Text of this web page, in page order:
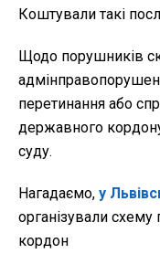
Коштували такі
Щодо порушників
перетинання або
державного
суду.
Нагадаємо, у
організували схему
кордон